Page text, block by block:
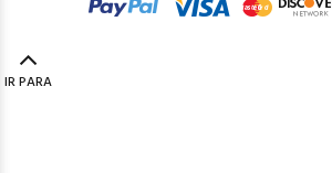
IR PARA